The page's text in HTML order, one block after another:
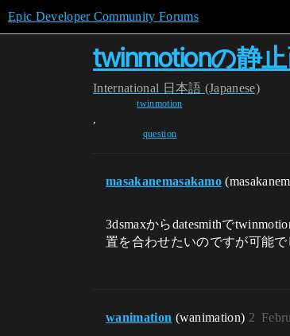
Epic Developer Community Forums
twinmotionの静
International 日本語 (Japanese)
twinmotion
,
question
masakanemasakamo
3dsmaxからdatesmithで
置を合わせたいのですが可能で
wanimation (wanimation) 2